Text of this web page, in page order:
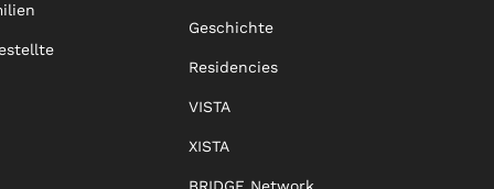
Geschichte
Residencies
VISTA
XISTA